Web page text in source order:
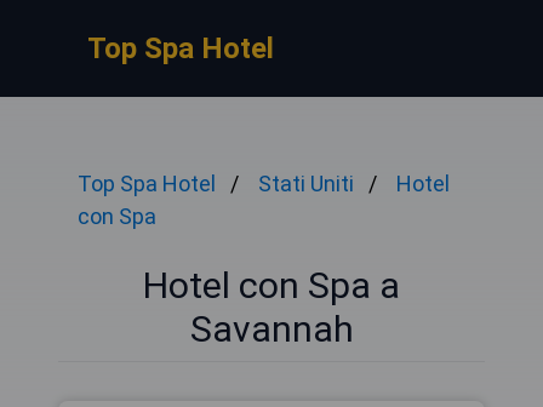
Top Spa Hotel
Top Spa Hotel Stati Uniti
Hotel
con Spa
Hotel con Spa a
Savannah